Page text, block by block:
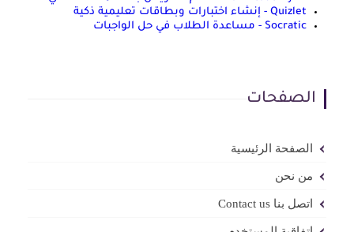
Quizlet - إنشاء اختبارات وبطاقات تعليمية ذكية
Socratic - مساعدة الطلاب في حل الواجبات
الصفحات
الصفحة الرئيسية
من نحن
اتصل بنا Contact us